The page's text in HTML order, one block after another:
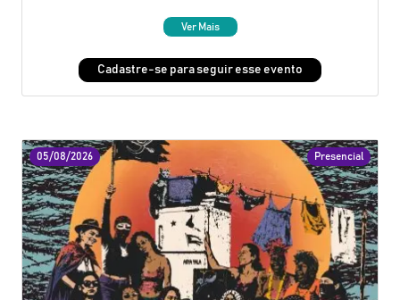
Ver Mais
Cadastre-se para seguir esse evento
Presencial
05/08/2026